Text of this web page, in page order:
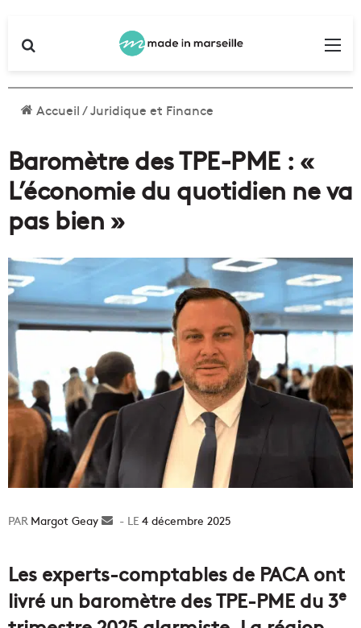
Accueil/Juridique et Finance
Baromètre des TPE-PME : «
L’économie du quotidien ne va
pas bien »
Margot Geay
Envoyer4 décembre 2025
Les experts-comptables de PACA ont
livré un baromètre des TPE-PME du 3e